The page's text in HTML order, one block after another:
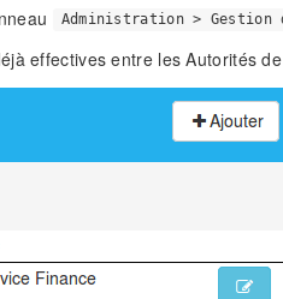
Administration >
effectives entre les Autorités